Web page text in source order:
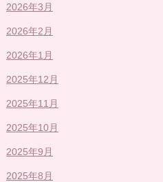
2026年3月
2026年2月
2026年1月
2025年12月
2025年11月
2025年10月
2025年9月
2025年8月